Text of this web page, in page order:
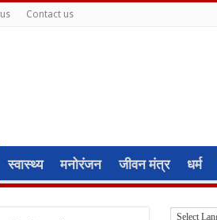
Contact us
स्वास्थ्य मनोरंजन जीवन मंत्र धर्म